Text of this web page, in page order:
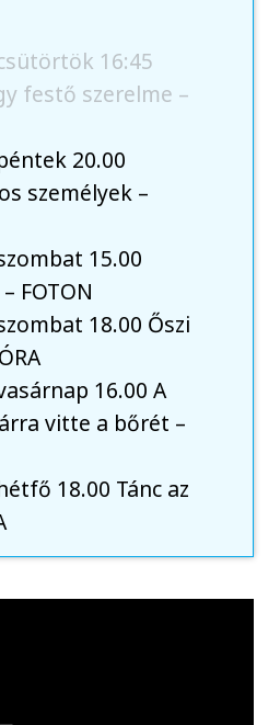
16:45
festő szerelme –
20.00
személyek –
15.00
FOTON
18.00 Őszi
16.00 A
vitte a bőrét –
18.00 Tánc az